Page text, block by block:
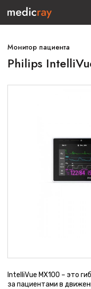
Монитор пациента
Philips
IntelliVue MX100 – это
за пациентами в